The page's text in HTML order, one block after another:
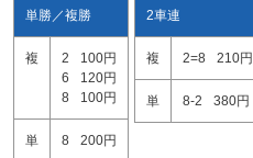
単勝／複勝
複 2
100円
6
120円
8
100円
単 8 200円
2車連
複 2=8 210円
単 8-2 380円